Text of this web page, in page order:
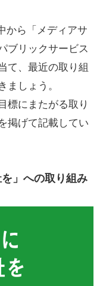
から「メディアサ
ブリックサービス
て、最近の取り組
ましょう。
標にまたがる取り
掲げて記載してい
」への取り組み